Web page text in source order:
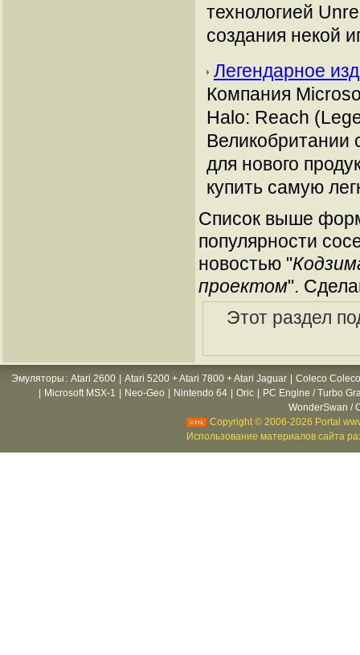
технологией
создания некой
Легендарное
Компания
Halo: Reach
Великобритании
для нового
купить самую
Список выше
популярности
новостью "
проектом".
Этот раздел
Эмуляторы : Atari 2600 Atari 5200 + Atari 7800 + Atari Jaguar
Coleco
Microsoft MSX-1 Neo-Geo Nintendo 64 Oric
PC Engine / Turbo
WonderSwan /
Copyright © 2006-2026 Portal
Использование материалов сайта